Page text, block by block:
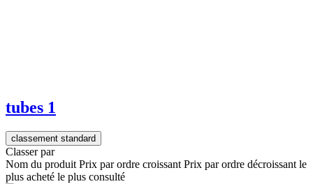
tubes 1
classement standard
Classer par
Nom du produit Prix par ordre croissant Prix par ordre décroissant le
plus acheté le plus consulté